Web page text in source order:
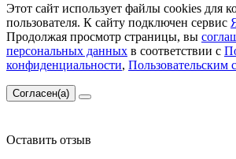
Этот сайт использует файлы cookies для
пользователя. К сайту подключен сервис
Продолжая просмотр страницы, вы
персональных данных в соответствии с
конфиденциальности, Пользовательским
Согласен(а)
Оставить отзыв